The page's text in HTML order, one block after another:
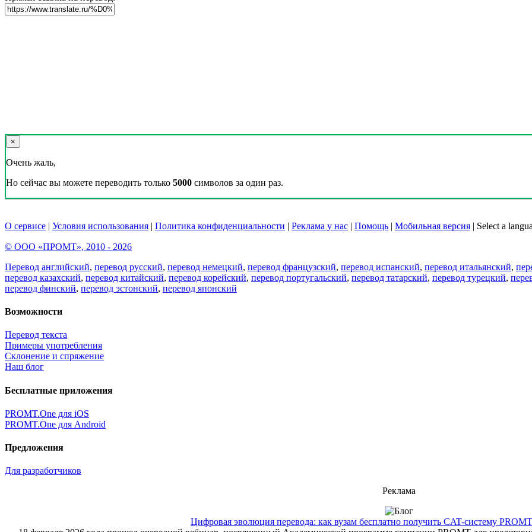
×
Очень жаль,
Но сейчас вы можете переводить только 5000 символов за один раз.
О сервисе | Условия использования | Политика конфиденциальности | Реклама у нас | Помощь | Мобильная версия | Select a
© ООО «ПРОМТ», 2010 - 2026
Перевод английский, перевод русский, перевод немецкий, перевод французский, перевод испанский, перевод итальянский,
перевод казахский, перевод китайский, перевод корейский, перевод португальский, перевод татарский, перевод турецкий,
перевод финский, перевод эстонский, перевод японский
Возможности
Перевод текста
Примеры употребления
Склонение и спряжение
Наш блог
Бесплатные приложения
PROMT.One для iOS
PROMT.One для Android
Предложения
Для разработчиков
Реклама
Цифровая эволюция перевода: как вузам бесплатно получить CAT-систему